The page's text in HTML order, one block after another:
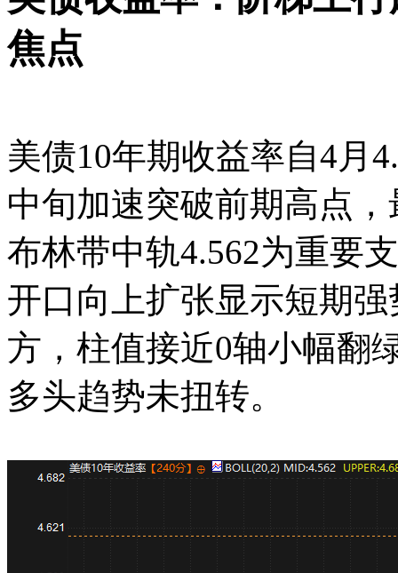
焦点
美债10年期收益率自4月
中旬加速突破前期高点
布林带中轨4.562为重要
开口向上扩张显示短期
方，柱值接近0轴小幅翻
多头趋势未扭转。